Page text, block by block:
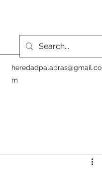
heredadpalabras@gmail.co
m